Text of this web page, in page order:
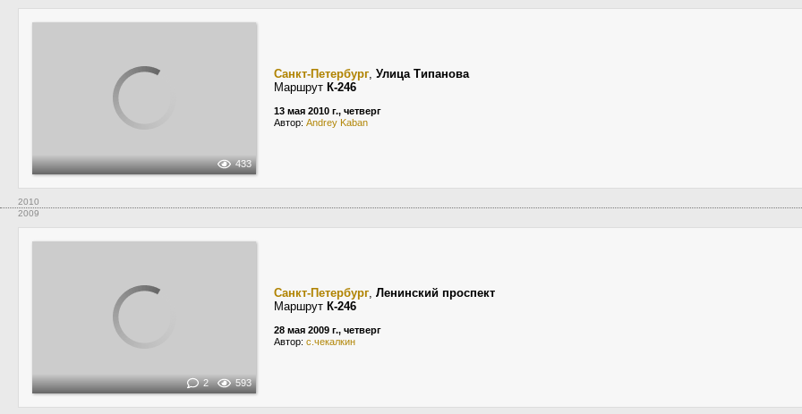
433
Санкт-Петербург, Улица Типанова
Маршрут К-246
13 мая 2010 г., четверг
Автор: Andrey Kaban
2010
2009
2 593
Санкт-Петербург, Ленинский проспект
Маршрут К-246
28 мая 2009 г., четверг
Автор: с.чекалкин